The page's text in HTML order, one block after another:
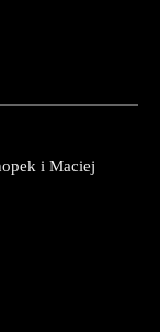
i Maciej